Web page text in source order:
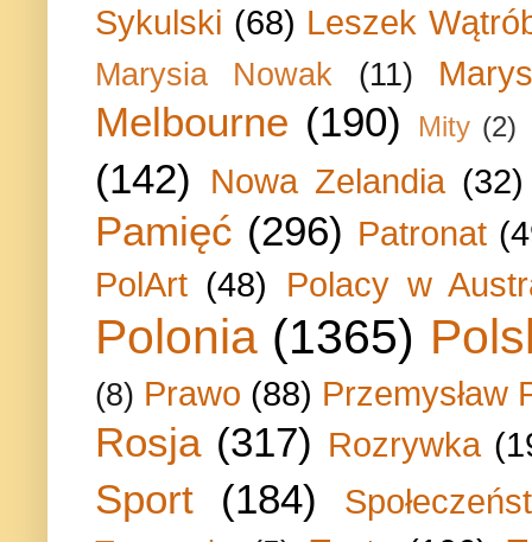
Sykulski (68) Leszek
Marysia Nowak (11)
Melbourne (190) Mity (2)
(142) Nowa Zelandia (32)
Pamięć (296) Patronat
PolArt (48) Polacy w
Polonia (1365)
(8) Prawo (88) Przemysław
Rosja (317) Rozrywka
Sport (184)